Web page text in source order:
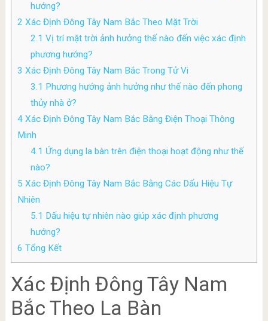
hướng?
2 Xác Định Đông Tây Nam Bắc Theo Mặt Trời
2.1 Vị trí mặt trời ảnh hưởng thế nào đến việc xác định
phương hướng?
3 Xác Định Đông Tây Nam Bắc Trong Tử Vi
3.1 Phương hướng ảnh hưởng như thế nào đến phong
thủy nhà ở?
4Xác Định Đông Tây Nam Bắc Bằng Điện Thoại Thông
Minh
4.1 Ứng dụng la bàn trên điện thoại hoạt động như thế
nào?
5 Xác Định Đông Tây Nam Bắc Bằng Các Dấu Hiệu Tự
Nhiên
5.1 Dấu hiệu tự nhiên nào giúp xác định phương
hướng?
6 Tổng Kết
Xác Định Đông Tây Nam
Bắc Theo La Bàn